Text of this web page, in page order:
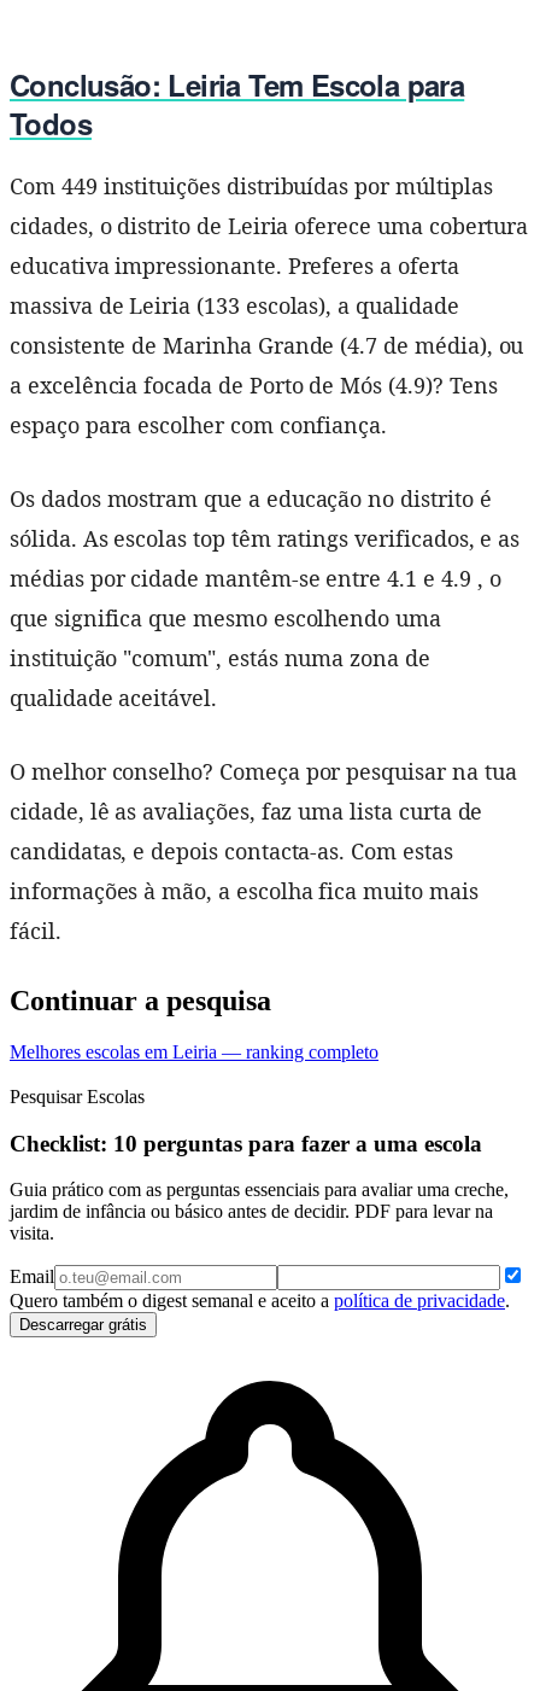
Conclusão: Leiria Tem Escola para
Todos
Com 449 instituições distribuídas por múltiplas
cidades, o distrito de Leiria oferece uma cobertura
educativa impressionante. Preferes a oferta
massiva de Leiria (133 escolas), a qualidade
consistente de Marinha Grande (4.7 de média), ou
a excelência focada de Porto de Mós (4.9)? Tens
espaço para escolher com confiança.
Os dados mostram que a educação no distrito é
sólida. As escolas top têm ratings verificados, e as
médias por cidade mantêm-se entre 4.1 e 4.9 , o
que significa que mesmo escolhendo uma
instituição "comum", estás numa zona de
qualidade aceitável.
O melhor conselho? Começa por pesquisar na tua
cidade, lê as avaliações, faz uma lista curta de
candidatas, e depois contacta-as. Com estas
informações à mão, a escolha fica muito mais
fácil.
Continuar a pesquisa
Melhores escolas em Leiria — ranking completo
Pesquisar Escolas
Checklist: 10 perguntas para fazer a uma escola
Guia prático com as perguntas essenciais para avaliar uma creche,
jardim de infância ou básico antes de decidir. PDF para levar na
visita.
Email
Quero também o digest semanal e aceito a política de privacidade.
Descarregar grátis